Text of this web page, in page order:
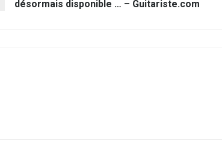
désormais disponible … – Guitariste.com